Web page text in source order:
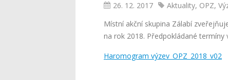
26. 12. 2017 Aktuality, OPZ,
Místní akční skupina Zálabí
na rok 2018. Předpokládané termíny
Haromogram výzev_OPZ_2018_v02